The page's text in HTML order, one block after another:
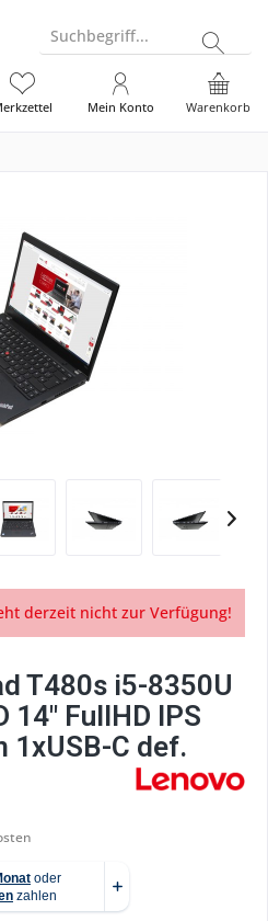
Suchbegriff...
Warenkorb
Mein Konto
derzeit nicht zur Verfügung!
T480s i5-8350U
14" FullHD IPS
1xUSB-C def.